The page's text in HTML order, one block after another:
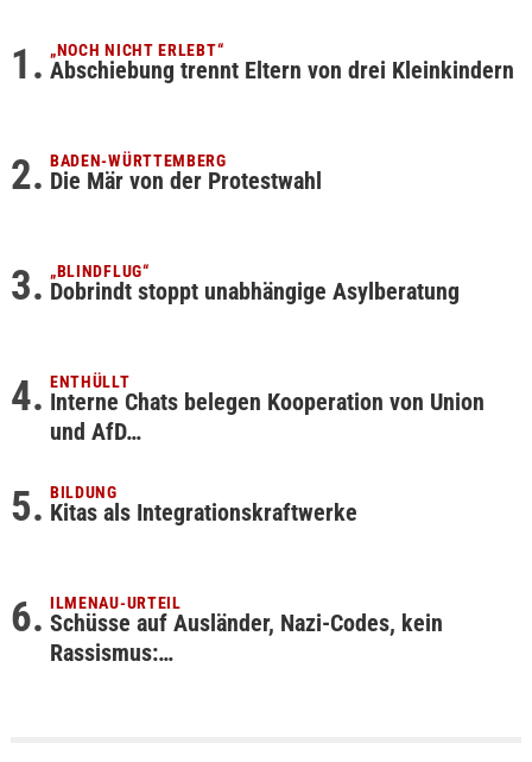
„NOCH NICHT ERLEBT“
Abschiebung trennt Eltern von drei Kleinkindern
BADEN-WÜRTTEMBERG
Die Mär von der Protestwahl
„BLINDFLUG“
Dobrindt stoppt unabhängige Asylberatung
ENTHÜLLT
Interne Chats belegen Kooperation von Union
und AfD…
BILDUNG
Kitas als Integrationskraftwerke
ILMENAU-URTEIL
Schüsse auf Ausländer, Nazi-Codes, kein
Rassismus:…